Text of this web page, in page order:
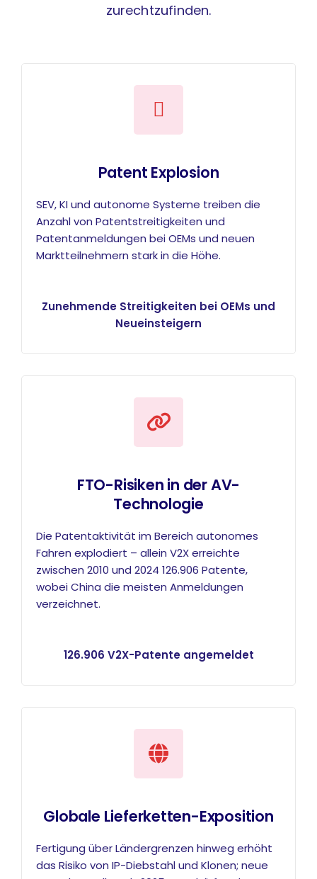
zurechtzufinden.
Patent Explosion
SEV, KI und autonome Systeme treiben die
Anzahl von Patentstreitigkeiten und
Patentanmeldungen bei OEMs und neuen
Marktteilnehmern stark in die Höhe.
Zunehmende Streitigkeiten bei OEMs und
Neueinsteigern
FTO-Risiken in der AV-
Technologie
Die Patentaktivität im Bereich autonomes
Fahren explodiert – allein V2X erreichte
zwischen 2010 und 2024 126.906 Patente,
wobei China die meisten Anmeldungen
verzeichnet.
126.906 V2X-Patente angemeldet
Globale Lieferketten-Exposition
Fertigung über Ländergrenzen hinweg erhöht
das Risiko von IP-Diebstahl und Klonen; neue